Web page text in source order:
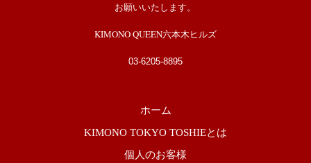
お願いいたします。
KIMONO QUEEN六本木ヒルズ
03-6205-8895
ホーム
KIMONO TOKYO TOSHIEとは
個人のお客様